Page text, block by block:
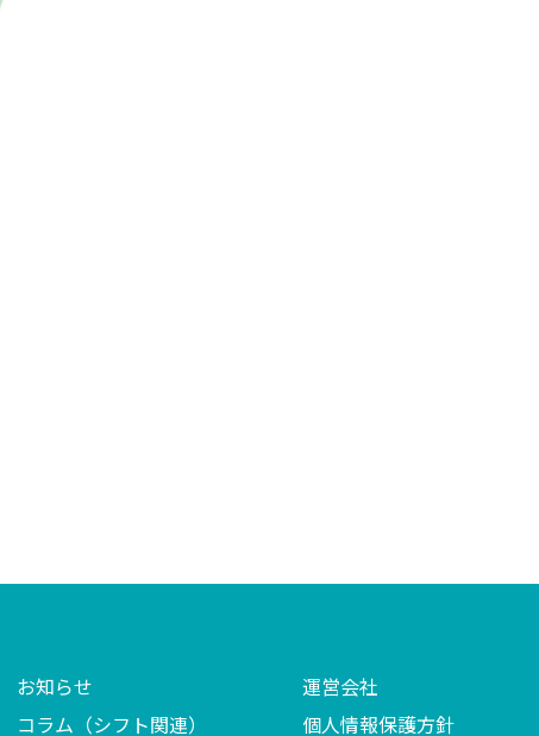
お知らせ
コラム（シフト関連）
運営会社
個人情報保護方針